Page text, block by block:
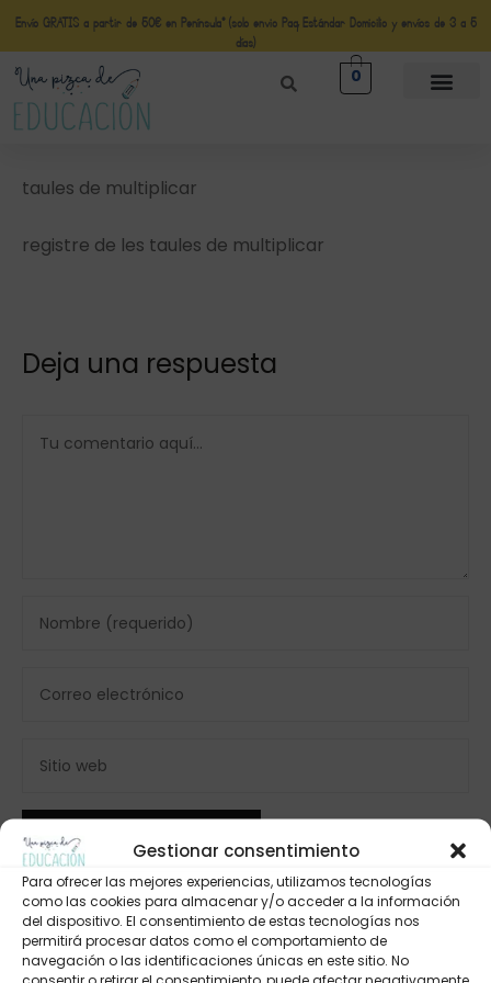
Gestionar consentimiento
Para ofrecer las mejores experiencias, utilizamos tecnologías
como las cookies para almacenar y/o acceder a la información
del dispositivo. El consentimiento de estas tecnologías nos
permitirá procesar datos como el comportamiento de
navegación o las identificaciones únicas en este sitio. No
Envío GRATIS a partir de 50€ en Península* (solo envio Paq Estándar Domicilio y envíos de 3 a 5
días)
0
taules de multiplicar
registre de les taules de multiplicar
Deja una respuesta